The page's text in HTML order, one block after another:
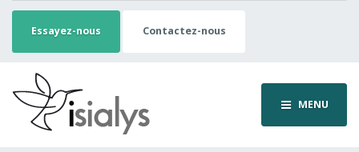
Essayez-nous Contactez-nous
MENU